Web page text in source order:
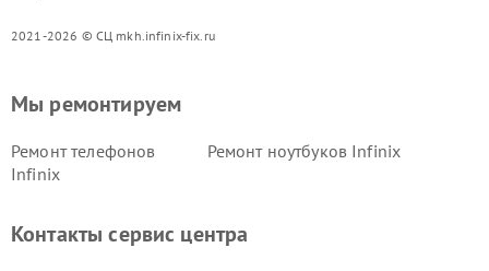
2021-2026 © СЦ mkh.infinix-fix.ru
Мы ремонтируем
Ремонт телефонов
Infinix
Ремонт ноутбуков Infinix
Контакты сервис центра